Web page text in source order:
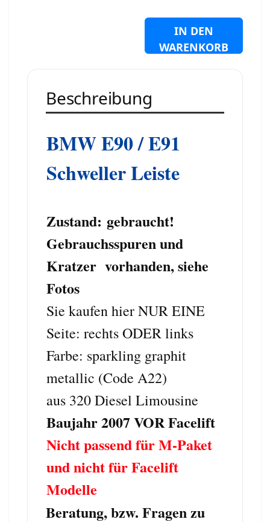
IN DEN
WARENKORB
Beschreibung
BMW E90 / E91
Schweller Leiste
Zustand: gebraucht!
Gebrauchsspuren und
Kratzer vorhanden, siehe
Fotos
Sie kaufen hier NUR EINE
Seite: rechts ODER links
Farbe: sparkling graphit
metallic (Code A22)
aus 320 Diesel Limousine
Baujahr 2007 VOR Facelift
Nicht passend für M-Paket
und nicht für Facelift
Modelle
Beratung, bzw. Fragen zu